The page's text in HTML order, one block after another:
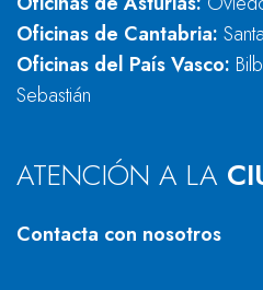
Oficinas de Cantabria:
Oficinas del País Vasco:
Sebastián
ATENCIÓN A LA
Contacta con nosotros